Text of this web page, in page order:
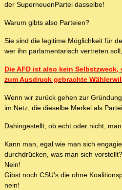
der SuperneuenPartei dasselbe!
Warum gibts also Parteien?
Sie sind die legitime Möglichkeit für
wer ihn parlamentarisch vertreten
Die AFD ist also kein
zum Ausdruck gebrachte
Wenn wir zurück gehen zur
im Netz, die dieselbe Merkel als
Dahingestellt, ob echt oder nicht,
Kann man, egal wie man sich
durchdrücken, was man sich vorstellt?
Nein!
Gibst noch CSU's die ohne
nein!